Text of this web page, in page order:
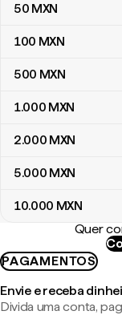
50 MXN
100 MXN
500 MXN
1.000 MXN
2.000 MXN
5.000 MXN
10.000 MXN
Quer
PAGAMENTOS
Envie e receba
Divida uma conta,